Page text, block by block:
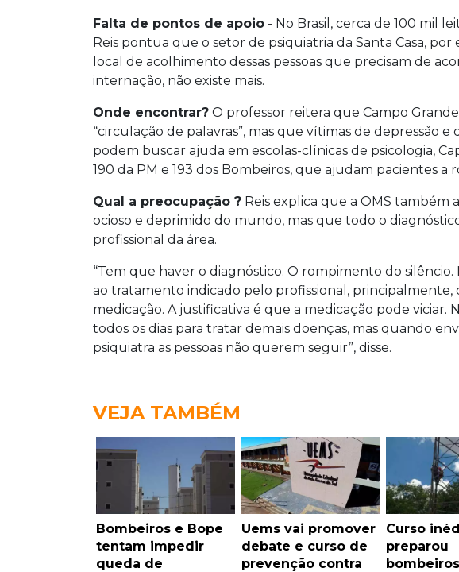
Falta de pontos de apoio - No Brasil, cerca de 100 mil
Reis pontua que o setor de psiquiatria da Santa Casa,
local de acolhimento dessas pessoas que precisam de
internação, não existe mais.
Onde encontrar? O professor reitera que Campo
“circulação de palavras”, mas que vítimas de depressão
podem buscar ajuda em escolas-clínicas de psicologia,
190 da PM e 193 dos Bombeiros, que ajudam pacientes a
Qual a preocupação ? Reis explica que a OMS também
ocioso e deprimido do mundo, mas que todo o
profissional da área.
“Tem que haver o diagnóstico. O rompimento do
ao tratamento indicado pelo profissional,
medicação. A justificativa é que a medicação pode viciar.
todos os dias para tratar demais doenças, mas quando
psiquiatra as pessoas não querem seguir”, disse.
VEJA TAMBÉM
Bombeiros e Bope
tentam impedir
queda de
Uems vai promover
debate e curso de
prevenção contra
Curso
preparou